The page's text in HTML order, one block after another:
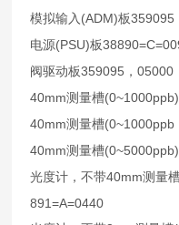
模拟输入 (ADM)板359095
电源(PSU)板
阀驱动板359095 ，05000
40mm测量槽(0~1000ppb)
40mm测量槽(0~1000ppb
40mm测量槽(0~5000ppb)
光度计，不带40mm测量
891=A=0440